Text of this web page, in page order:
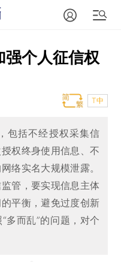
强个人征信权
T中
包括不经授权采集信
权终身使用信息、不
络实名大规模泄露。
管，要实现信息主体
平衡，避免过度创新
多而乱”的问题，对个